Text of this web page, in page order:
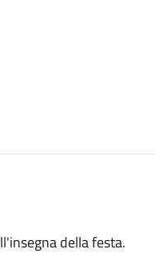
della festa.